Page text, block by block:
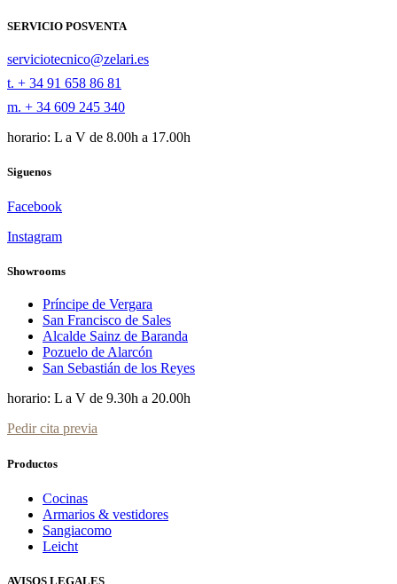
SERVICIO POSVENTA
serviciotecnico@zelari.es
t. + 34 91 658 86 81
m. + 34 609 245 340
horario: L a V de 8.00h a 17.00h
Siguenos
Facebook
Instagram
Showrooms
Príncipe de Vergara
San Francisco de Sales
Alcalde Sainz de Baranda
Pozuelo de Alarcón
San Sebastián de los Reyes
horario: L a V de 9.30h a 20.00h
Pedir cita previa
Productos
Cocinas
Armarios & vestidores
Sangiacomo
Leicht
AVISOS LEGALES